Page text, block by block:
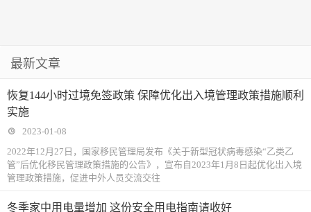
最新文章
恢复144小时过境免签政策 保障优化出入境管理政策措施顺利
实施
2023-01-08
2022年12月27日，国家移民管理局发布《关于新型冠状病毒感染“乙类乙
管”后优化移民管理政策措施的公告》，宣布自2023年1月8日起优化出入境
管理政策措施，促进中外人员交流交往
冬季家中用电量增加 这份安全用电指南请收好